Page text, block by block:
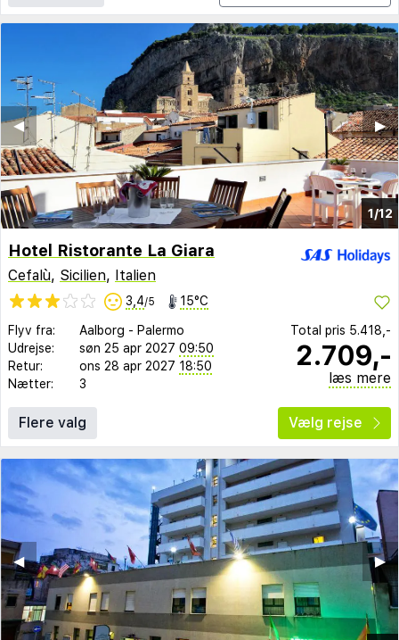
1/12
▶︎
◀︎
Hotel Ristorante La Giara
Cefalù, Sicilien, Italien
3,4/5 15°C
Flyv fra: Aalborg - Palermo
Udrejse:
søn 25 apr 2027 09:50
Retur:
ons 28 apr 2027 18:50
Nætter:
3
Total pris 5.418,-
2.709,-
læs mere
Flere valg Vælg rejse
▶︎
◀︎